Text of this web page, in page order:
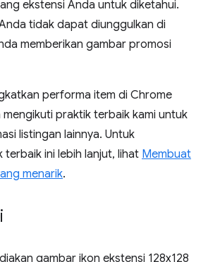
ekstensi Anda untuk diketahui.
tidak dapat diunggulkan di
memberikan gambar promosi
performa item di Chrome
praktik terbaik kami untuk
listingan lainnya. Untuk
terbaik ini lebih lanjut, lihat Membuat
menarik.
gambar ikon ekstensi 128x128